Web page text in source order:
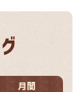
ん！？」
月間